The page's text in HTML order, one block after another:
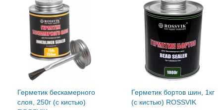
Герметик бескамерного
слоя, 250г (с кистью)
Герметик бортов шин, 1кг
(с кистью) ROSSVIK